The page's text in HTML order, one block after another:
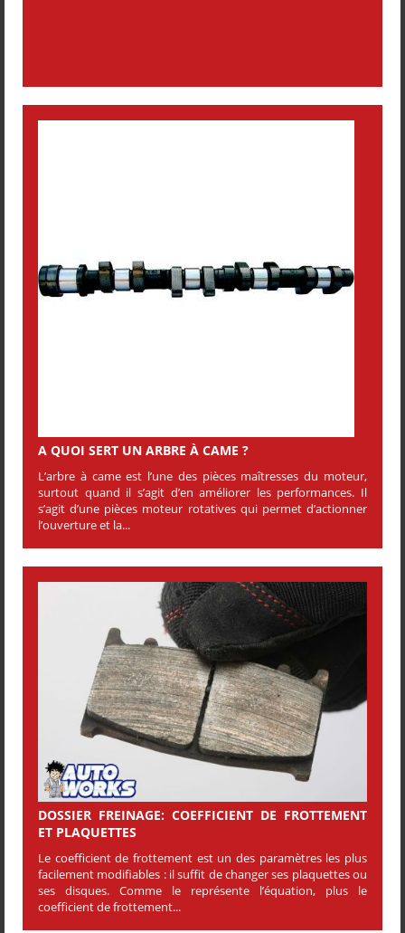
A QUOI SERT UN ARBRE À CAME ?
L’arbre à came est l’une des pièces maîtresses du moteur,
surtout quand il s’agit d’en améliorer les performances. Il
s’agit d’une pièces moteur rotatives qui permet d’actionner
l’ouverture et la...
DOSSIER FREINAGE: COEFFICIENT DE FROTTEMENT
ET PLAQUETTES
Le coefficient de frottement est un des paramètres les plus
facilement modifiables : il suffit de changer ses plaquettes ou
ses disques. Comme le représente l’équation, plus le
coefficient de frottement...